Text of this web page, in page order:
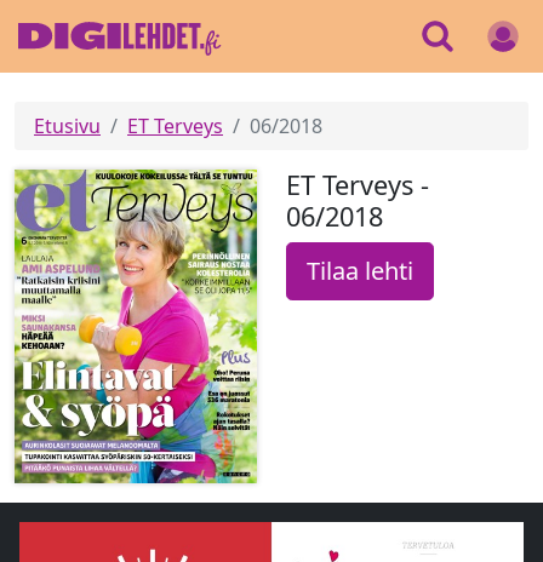
Etusivu ET Terveys 06/2018
ET Terveys -
06/2018
Tilaa lehti